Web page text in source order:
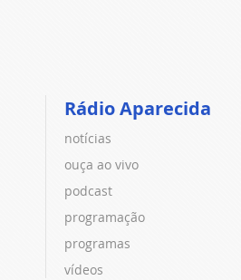
Rádio Aparecida
notícias
ouça ao vivo
podcast
programação
programas
vídeos